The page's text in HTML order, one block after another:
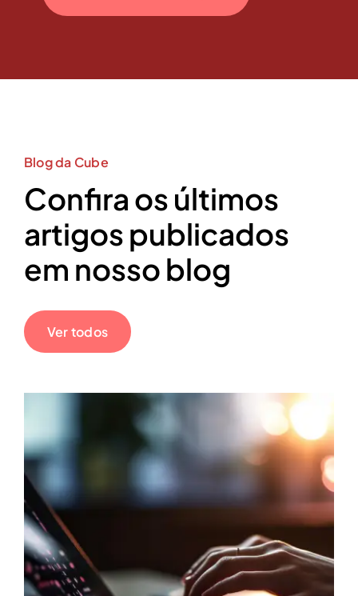
Blog da Cube
Confira os últimos
artigos publicados
em nosso blog
Ver todos